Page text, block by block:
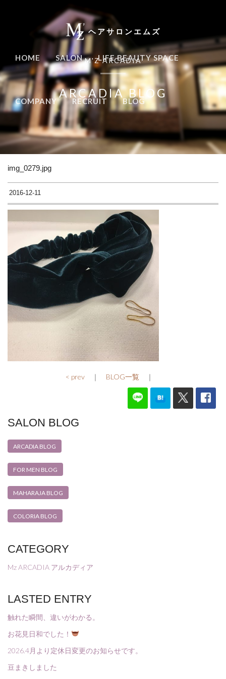
ヘアサロンエムズ
HOME SALON LIFE BEAUTY SPACE
COMPANY RECRUIT BLOG
M'Z ARCADIA
ARCADIA BLOG
img_0279.jpg
2016-12-11
< prev ｜ BLOG一覧 ｜
SALON BLOG
ARCADIA BLOG
FOR MEN BLOG
MAHARAJA BLOG
COLORIA BLOG
CATEGORY
Mz ARCADIA アルカディア
LASTED ENTRY
触れた瞬間、違いがわかる。
お花見日和でした！
2026.4月より定休日変更のお知らせです。
豆まきしました